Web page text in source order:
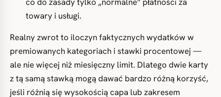
towary i usługi.
Realny zwrot to iloczyn faktycznych wydatków w
premiowanych kategoriach i stawki procentowej —
ale nie więcej niż miesięczny limit. Dlatego dwie karty
z tą samą stawką mogą dawać bardzo różną korzyść,
jeśli różnią się wysokością capa lub zakresem